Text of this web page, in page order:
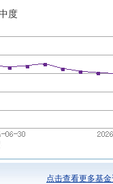
度
点击查看更多基